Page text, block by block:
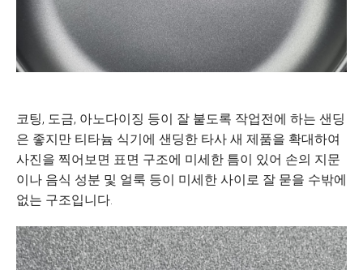
코팅, 도금, 아노다이징 등이 잘 붙도록 작업전에 하는 샌딩
은 좋지만 티타늄 식기에 샌딩한 타사 새 제품을 확대하여
사진을 찍어보면 표면 구조에 미세한 틈이 있어 손의 지문
이나 음식 성분 및 얼룩 등이 미세한 사이로 잘 묻을 수밖에
없는 구조입니다.